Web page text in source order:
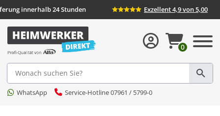
Lieferung innerhalb 24 Stunden Exzellent 4,9 von 5,00
Suche
WhatsApp Service-Hotline 07961 / 5799-0
0